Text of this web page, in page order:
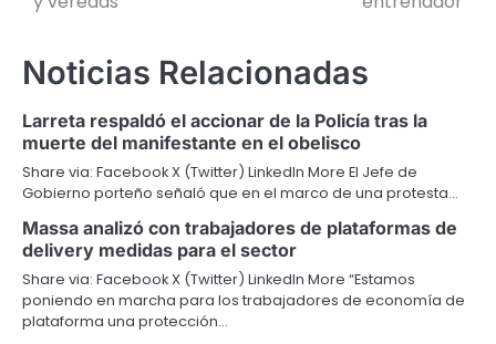
entradas
Noticias Relacionadas
Larreta respaldó el accionar de la Policía tras la
muerte del manifestante en el obelisco
Share via: Facebook X (Twitter) LinkedIn More El Jefe de
Gobierno porteño señaló que en el marco de una protesta…
Massa analizó con trabajadores de plataformas de
delivery medidas para el sector
Share via: Facebook X (Twitter) LinkedIn More “Estamos
poniendo en marcha para los trabajadores de economía de
plataforma una protección…